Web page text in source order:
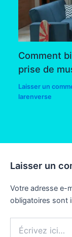
Comment
prise de
Laisser un
larenverse
Laisser un
Votre adresse e-
obligatoires sont
ici…